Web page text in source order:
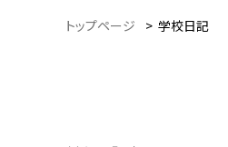
トップページ > 学校日記